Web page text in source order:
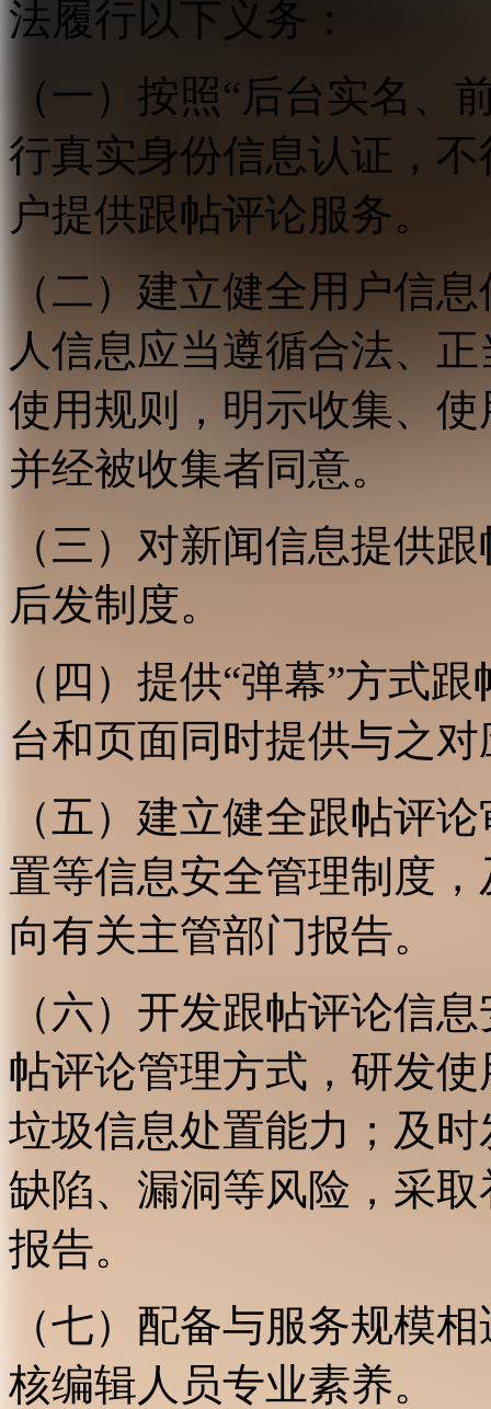
法履行以下义务：
（一）按照“后台实名、
行真实身份信息认证，
户提供跟帖评论服务。
（二）建立健全用户信
人信息应当遵循合法、
使用规则，明示收集、
并经被收集者同意。
（三）对新闻信息提供
后发制度。
（四）提供“弹幕”方式
台和页面同时提供与之
（五）建立健全跟帖评
置等信息安全管理制度
向有关主管部门报告。
（六）开发跟帖评论信
帖评论管理方式，研发
垃圾信息处置能力；及
缺陷、漏洞等风险，采
报告。
（七）配备与服务规模
核编辑人员专业素养。